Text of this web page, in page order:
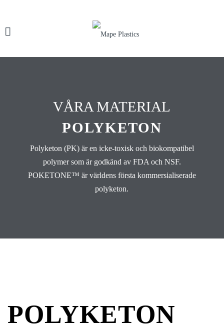
VÅRA MATERIAL
POLYKETON
Polyketon (PK) är en icke-toxisk och biokompatibel
polymer som är godkänd av FDA och NSF.
POKETONE™ är världens första kommersialiserade
polyketon.
POLYKETON